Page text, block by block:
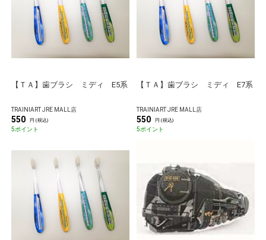
【ＴＡ】歯ブラシ ミディ E5系
TRAINIART JRE MALL店
550 円 (税込)
5ポイント
【ＴＡ】歯ブラシ ミディ E7系
TRAINIART JRE MALL店
550 円 (税込)
5ポイント